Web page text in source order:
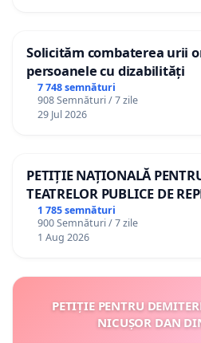
Solicităm combaterea urii
persoanele cu dizabilități
7 748 semnături
908 Semnături / 7 zile
29 Jul 2026
PETIȚIE NAȚIONALĂ
TEATRELOR PUBLICE DE
ROMÂNIA
1 785 semnături
900 Semnături / 7 zile
1 Aug 2026
PETIȚIE PENTRU
NICUȘOR DAN